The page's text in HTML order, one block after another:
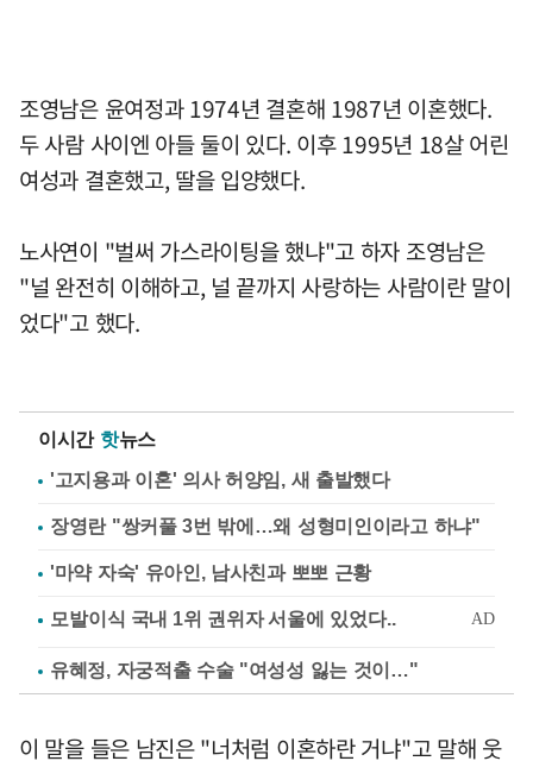
조영남은 윤여정과 1974년 결혼해 1987년 이혼했다.
두 사람 사이엔 아들 둘이 있다. 이후 1995년 18살 어린
여성과 결혼했고, 딸을 입양했다.
노사연이 "벌써 가스라이팅을 했냐"고 하자 조영남은
"널 완전히 이해하고, 널 끝까지 사랑하는 사람이란 말이
었다"고 했다.
이시간 핫뉴스
'고지용과 이혼' 의사 허양임, 새 출발했다
장영란 "쌍커풀 3번 밖에…왜 성형미인이라고 하냐"
'마약 자숙' 유아인, 남사친과 뽀뽀 근황
유혜정, 자궁적출 수술 "여성성 잃는 것이…"
이 말을 들은 남진은 "너처럼 이혼하란 거냐"고 말해 웃